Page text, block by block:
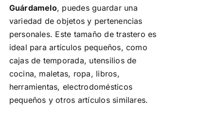
Guárdamelo, puedes guardar una
variedad de objetos y pertenencias
personales. Este tamaño de trastero es
ideal para artículos pequeños, como
cajas de temporada, utensilios de
cocina, maletas, ropa, libros,
herramientas, electrodomésticos
pequeños y otros artículos similares.